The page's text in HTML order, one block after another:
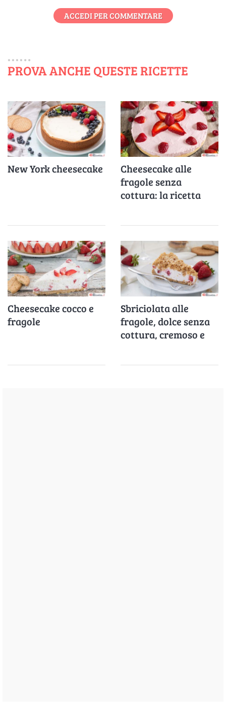
ACCEDI PER COMMENTARE
PROVA ANCHE QUESTE RICETTE
New York cheesecake
Cheesecake alle
fragole senza
cottura: la ricetta
Cheesecake cocco e
fragole
Sbriciolata alle
fragole, dolce senza
cottura, cremoso e